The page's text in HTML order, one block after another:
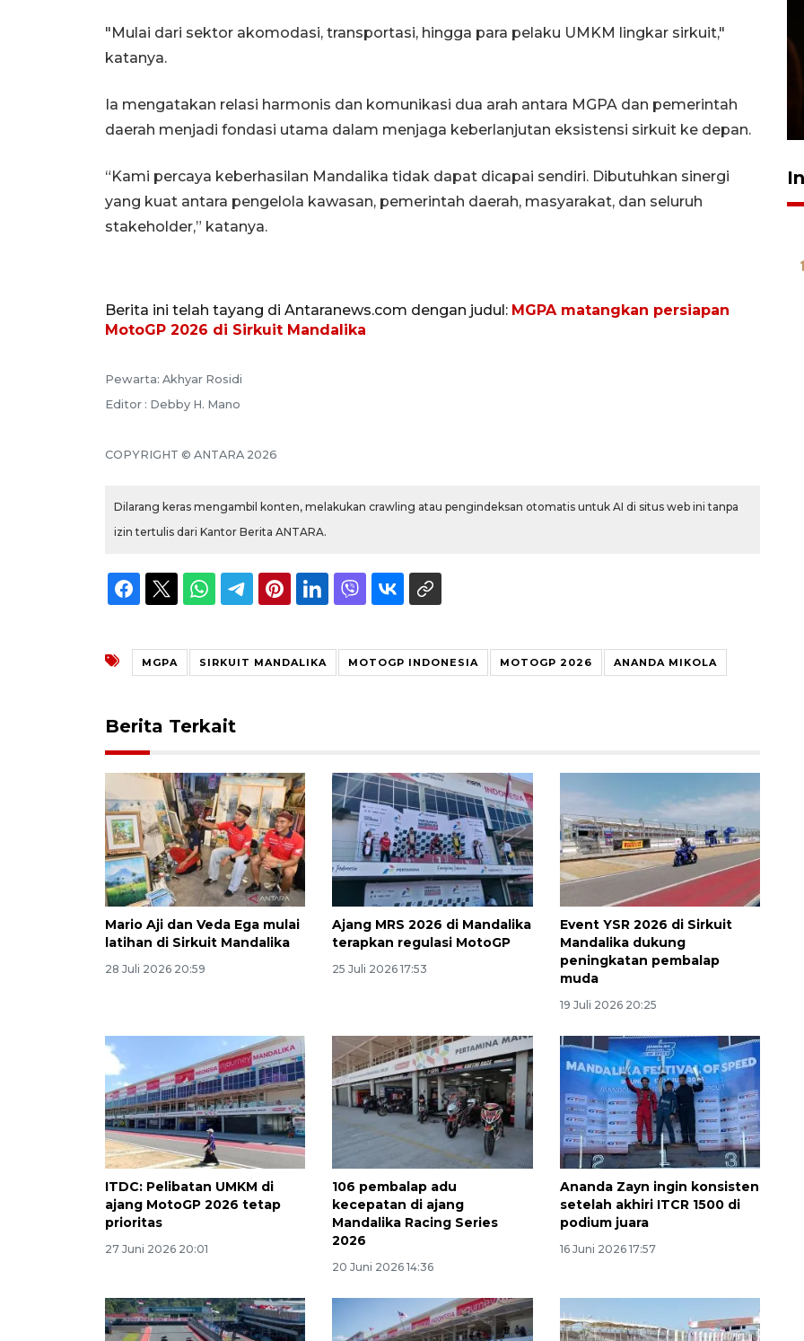
"Mulai dari sektor akomodasi, transportasi, hingga para pelaku UMKM lingkar sirkuit,"
katanya.
Ia mengatakan relasi harmonis dan komunikasi dua arah antara MGPA dan pemerintah
daerah menjadi fondasi utama dalam menjaga keberlanjutan eksistensi sirkuit ke depan.
“Kami percaya keberhasilan Mandalika tidak dapat dicapai sendiri. Dibutuhkan sinergi
yang kuat antara pengelola kawasan, pemerintah daerah, masyarakat, dan seluruh
stakeholder,” katanya.
Berita ini telah tayang di Antaranews.com dengan judul: MGPA matangkan persiapan
MotoGP 2026 di Sirkuit Mandalika
Pewarta: Akhyar Rosidi
Editor : Debby H. Mano
COPYRIGHT © ANTARA 2026
Dilarang keras mengambil konten, melakukan crawling atau pengindeksan otomatis untuk AI di situs web ini tanpa
izin tertulis dari Kantor Berita ANTARA.
MGPA SIRKUIT MANDALIKA MOTOGP INDONESIA MOTOGP 2026 ANANDA MIKOLA
Berita Terkait
Mario Aji dan Veda Ega mulai
latihan di Sirkuit Mandalika
28 Juli 2026 20:59
Ajang MRS 2026 di Mandalika
terapkan regulasi MotoGP
25 Juli 2026 17:53
Event YSR 2026 di Sirkuit
Mandalika dukung
peningkatan pembalap
muda
19 Juli 2026 20:25
ITDC: Pelibatan UMKM di
ajang MotoGP 2026 tetap
prioritas
27 Juni 2026 20:01
106 pembalap adu
kecepatan di ajang
Mandalika Racing Series
2026
20 Juni 2026 14:36
Ananda Zayn ingin konsisten
setelah akhiri ITCR 1500 di
podium juara
16 Juni 2026 17:57
2026-08-06 06:30:00